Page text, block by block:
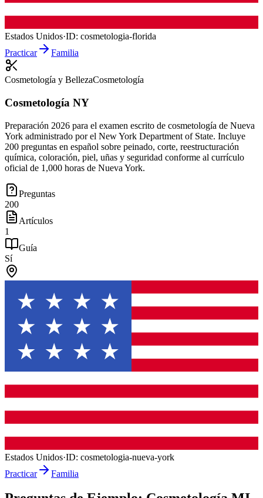
Estados Unidos·ID: cosmetologia-florida
Practicar
Familia
Cosmetología y BellezaCosmetología
Cosmetología NY
Preparación 2026 para el examen escrito de cosmetología de Nueva
York administrado por el New York Department of State. Incluye
200 preguntas en español sobre peinado, corte, reestructuración
química, coloración, piel, uñas y seguridad conforme al currículo
oficial de 1,000 horas de Nueva York.
Preguntas
200
Artículos
1
Guía
Sí
Estados Unidos·ID: cosmetologia-nueva-york
Practicar
Familia